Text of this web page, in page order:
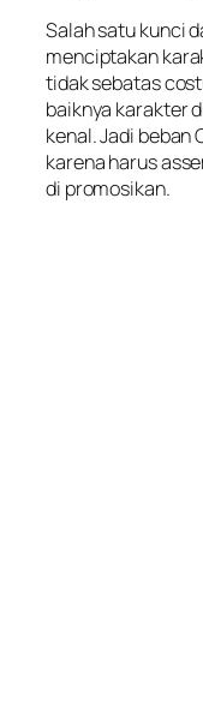
Salah satu kunci
menciptakan
tidak sebatas
baiknya karakter
kenal. Jadi beban
karena harus
di promosikan.